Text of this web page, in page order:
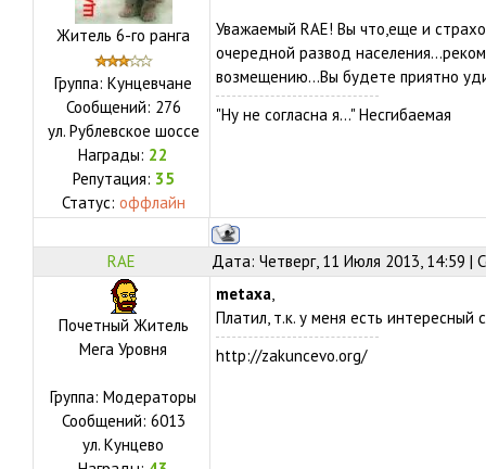
Житель 6-го ранга
Группа: Кунцевчане
Сообщений: 276
ул. Рублевское шоссе
Награды: 22
Репутация: 35
Статус: оффлайн
Уважаемый RAE! Вы что,еще и
очередной развод
возмещению...Вы будете приятно
"Ну не согласна я..." Несгибаемая
RAE Дата: Четверг, 11 Июля 2013, 14:59 |
Почетный Житель
Мега Уровня
Группа: Модераторы
Сообщений: 6013
ул. Кунцево
metaxa,
Платил, т.к. у меня есть интересный
http://zakuncevo.org/